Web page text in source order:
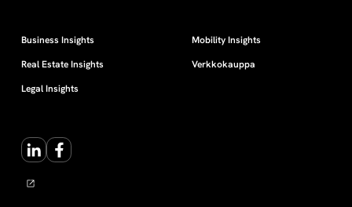
i
n
a
Business Insights
Real Estate Insights
Legal Insights
Mobility Insights
Verkkokauppa
LinkedInFacebook